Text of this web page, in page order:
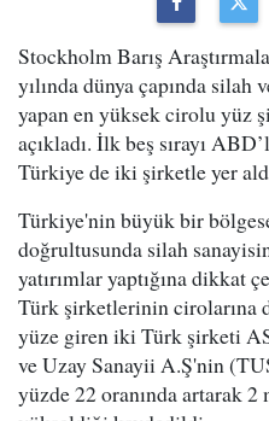
Stockholm Barış
yılında dünya çapında
yapan en yüksek cirolu yüz
açıkladı. İlk beş sırayı
Türkiye de iki şirketle yer
Türkiye'nin büyük bir
doğrultusunda silah
yatırımlar yaptığına dikkat
Türk şirketlerinin cirolarına
yüze giren iki Türk şirketi
ve Uzay Sanayii A.Ş'nin
yüzde 22 oranında artarak